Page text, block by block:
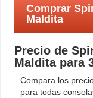
Comprar
Maldita
Precio de
Maldita para
Compara los
para todas